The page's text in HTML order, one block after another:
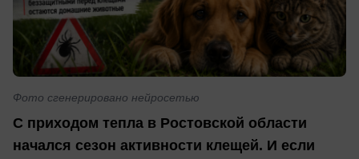
Фото сгенерировано нейросетью
С приходом тепла в Ростовской области
начался сезон активности клещей. И если